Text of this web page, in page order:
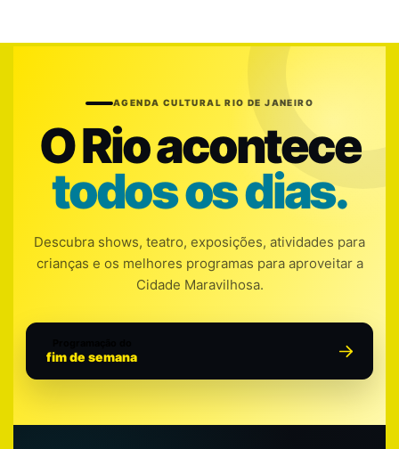
AGENDA CULTURAL RIO DE JANEIRO
O Rio acontece
todos os dias.
Descubra shows, teatro, exposições, atividades para
crianças e os melhores programas para aproveitar a
Cidade Maravilhosa.
fim de semana